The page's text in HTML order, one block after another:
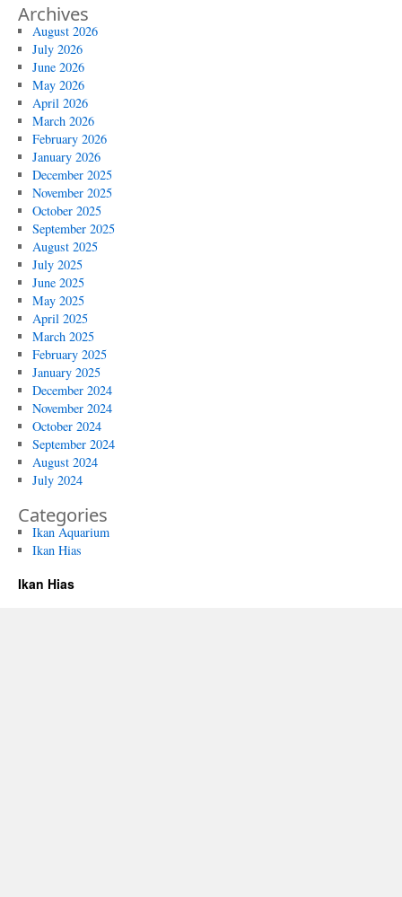
Archives
August 2026
July 2026
June 2026
May 2026
April 2026
March 2026
February 2026
January 2026
December 2025
November 2025
October 2025
September 2025
August 2025
July 2025
June 2025
May 2025
April 2025
March 2025
February 2025
January 2025
December 2024
November 2024
October 2024
September 2024
August 2024
July 2024
Categories
Ikan Aquarium
Ikan Hias
Ikan Hias